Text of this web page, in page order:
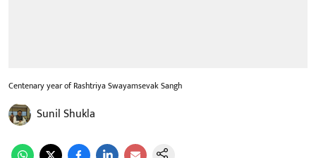
Centenary year of Rashtriya Swayamsevak Sangh
Sunil Shukla